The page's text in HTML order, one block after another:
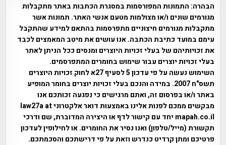
הבהרה: התמונות המפורסמות במסגרת הכתבות באתר מתקבלות
מגורמים שונים ו/או מצולמות מטעם אנשי האתר. תמונות אשר
מתקבלות מגורמים חיצוניים מתפרסמות בהתאם למידע שהתקבל
עימם במועד כתיבת הכתבה. אנו עושים את מיטב המאמצים לכבד
את זכויותיהם של בעלי זכויות היוצרים ומנסים ככל הניתן לאתר
בעלי זכויות יוצרים עבור שימוש בחומרים המתפרסמים.
השימוש נעשה על פי עדכון 5 לסעיף 27א לחוק זכויות היוצרים
תשס"ח 2007. במידה והנכם בעלי זכויות יוצרים בחומר המופיע
באתר ו/או בפרסום זה, ואתם מרגישים כי נפגעה זכותכם אנו
מבקשים ממכם לפנות אלינו באמצעות דואר אלקטרוני law27a at
mapah.co.il יחד עם קישור לדף או היצירה המדוברת, שם ודרכי
תקשורת (מייל/טלפון) ואנו נסיר את החומרים. או לחילופין לעדכון
פרטיכם ומתן קרדיט כנדרש וזאת על פי דרישתכם והסכמתכם.